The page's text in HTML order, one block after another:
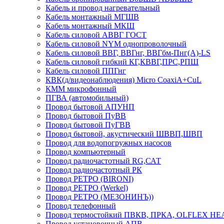
Кабель и провод нагревательный
Кабель монтажный МГШВ
Кабель монтажный МКШ
Кабель силовой АВВГ ГОСТ
Кабель силовой NYM однопроволочный
Кабель силовой ВВГ, ВВГнг, ВВГбм-Пнг(А)-LS
Кабель силовой гибкий КГ,КВВГ,ПРС,РПШ
Кабель силовой ППГнг
КВК(д/видеонаблюдения) Micro CoaxiA+CuL
КММ микрофонный
ПГВА (автомобильный)
Провод бытовой АПУНП
Провод бытовой ПуВВ
Провод бытовой ПуГВВ
Провод бытовой, акустический ШВВП,ШВП
Провод для водопогружных насосов
Провод компьютерный
Провод радиочастотный RG,САТ
Провод радиочастотный РК
Провод РЕТРО (BIRONI)
Провод РЕТРО (Werkel)
Провод РЕТРО (МЕЗОНИНЪ))
Провод телефонный
Провод термостойкий ПВКВ, ПРКА, OLFLEX